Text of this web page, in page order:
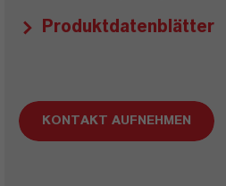
Produktdatenblätter
KONTAKT AUFNEHMEN